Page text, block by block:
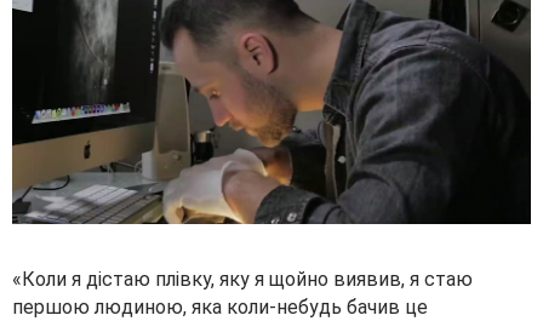
«Коли я дістаю плівку, яку я щойно виявив, я стаю
першою людиною, яка коли-небудь бачив це